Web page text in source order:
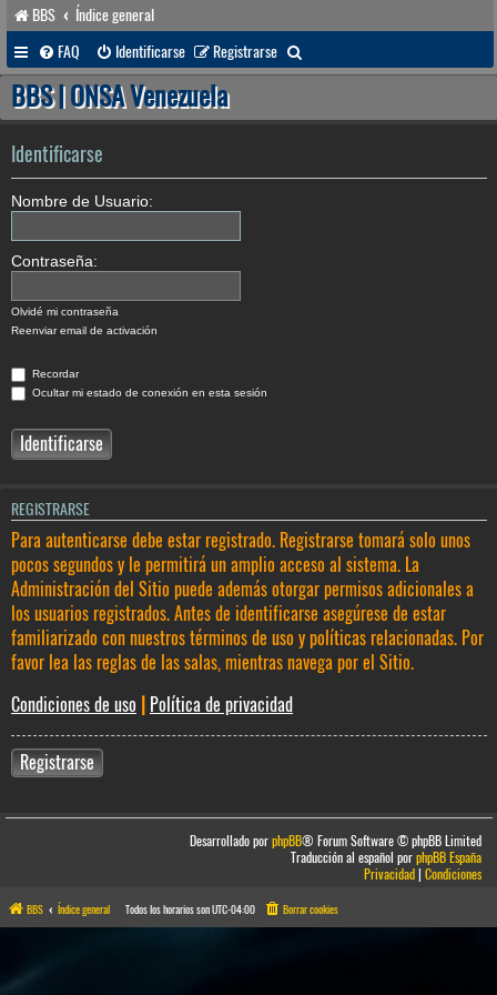
BBS
Índice general
FAQ
Identificarse Registrarse
u
a
BBS | ONSA Venezuela
Identificarse
Nombre de Usuario:
Contraseña:
Olvidé mi contraseña
Reenviar email de activación
Recordar
Ocultar mi estado de conexión en esta sesión
REGISTRARSE
Para autenticarse debe estar registrado. Registrarse tomará solo unos
pocos segundos y le permitirá un amplio acceso al sistema. La
Administración del Sitio puede además otorgar permisos adicionales a
los usuarios registrados. Antes de identificarse asegúrese de estar
familiarizado con nuestros términos de uso y políticas relacionadas. Por
favor lea las reglas de las salas, mientras navega por el Sitio.
Condiciones de uso
Política de privacidad
Registrarse
Desarrollado porphpBB® Forum Software © phpBB Limited
Traducción al español porphpBB España
Privacidad|Condiciones
BBS Índice general Todos los horarios sonUTC-04:00 Borrar cookies